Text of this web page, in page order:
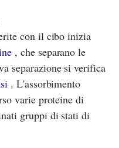
con il cibo inizia
, che separano le
separazione si verifica
. L'assorbimento
varie proteine di
gruppi di stati di